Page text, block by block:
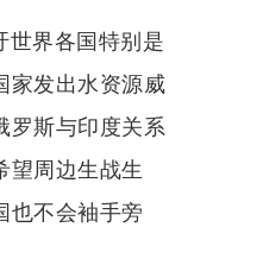
世界各国特别是
家发出水资源威
罗斯与印度关系
望周边生战生
也不会袖手旁